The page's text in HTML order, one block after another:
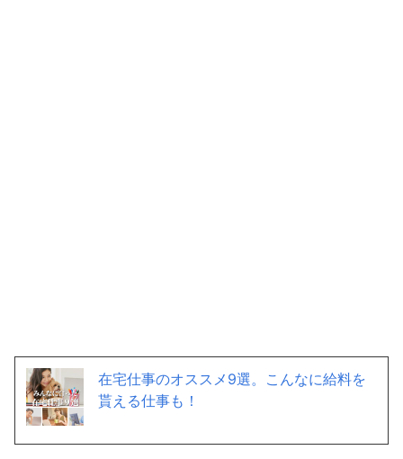
在宅仕事のオススメ9選。こんなに給料を
貰える仕事も！